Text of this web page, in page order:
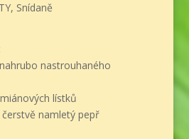
, Snídaně
nastrouhaného
lístků
namletý pepř